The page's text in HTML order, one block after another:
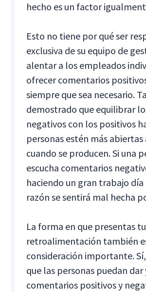
hecho es un factor
Esto no tiene por qué ser
exclusiva de su equipo de
alentar a los empleados
ofrecer comentarios
siempre que sea necesario.
demostrado que equilibrar
negativos con los positivos
personas estén más abiertas
cuando se producen. Si una
escucha comentarios
haciendo un gran trabajo
razón se sentirá mal hecha
La forma en que presentas
retroalimentación también
consideración importante.
que las personas puedan
comentarios positivos y